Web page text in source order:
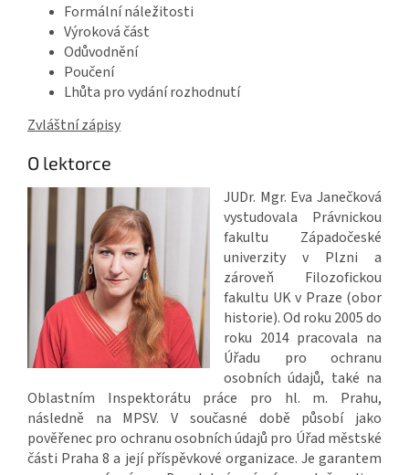
Formální náležitosti
Výroková část
Odůvodnění
Poučení
Lhůta pro vydání rozhodnutí
Zvláštní zápisy
O lektorce
JUDr. Mgr. Eva Janečková
vystudovala Právnickou
fakultu Západočeské
univerzity v Plzni a
zároveň Filozofickou
fakultu UK v Praze (obor
historie). Od roku 2005 do
roku 2014 pracovala na
Úřadu pro ochranu
osobních údajů, také na
Oblastním Inspektorátu práce pro hl. m. Prahu,
následně na MPSV. V současné době působí jako
pověřenec pro ochranu osobních údajů pro Úřad městské
části Praha 8 a její příspěvkové organizace. Je garantem